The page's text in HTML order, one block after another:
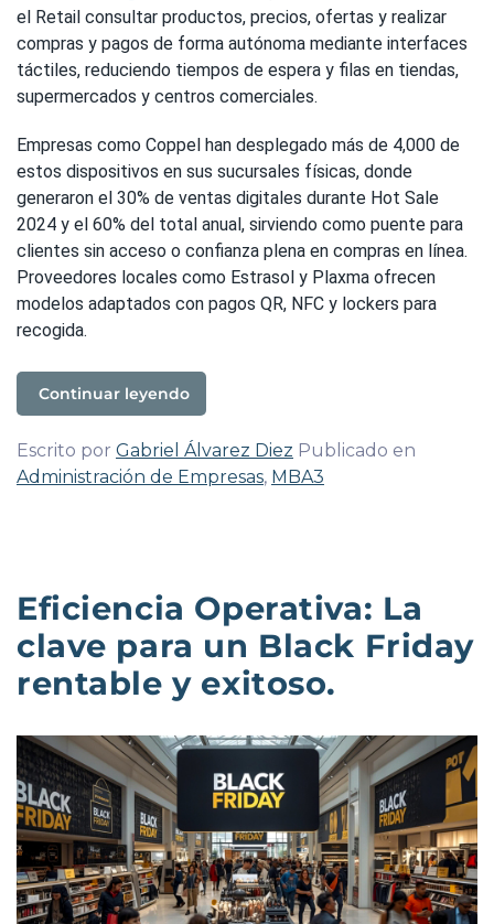
el Retail consultar productos, precios, ofertas y realizar
compras y pagos de forma autónoma mediante interfaces
táctiles, reduciendo tiempos de espera y filas en tiendas,
supermercados y centros comerciales.
Empresas como Coppel han desplegado más de 4,000 de
estos dispositivos en sus sucursales físicas, donde
generaron el 30% de ventas digitales durante Hot Sale
2024 y el 60% del total anual, sirviendo como puente para
clientes sin acceso o confianza plena en compras en línea.
Proveedores locales como Estrasol y Plaxma ofrecen
modelos adaptados con pagos QR, NFC y lockers para
recogida.
Continuar leyendo
Escrito por Gabriel Álvarez Diez Publicado en
Administración de Empresas, MBA3
Eficiencia Operativa: La
clave para un Black Friday
rentable y exitoso.